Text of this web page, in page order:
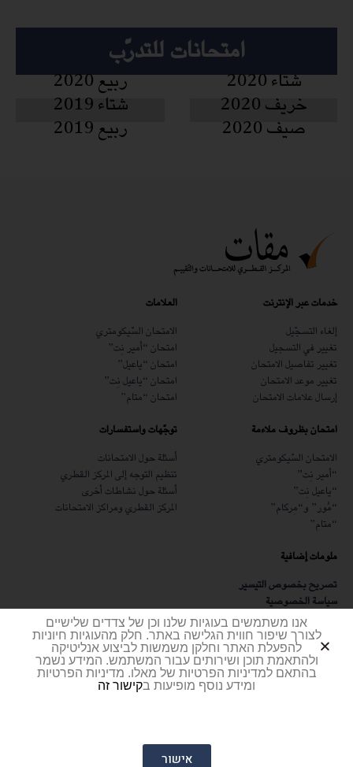
امتحانات للتدرّب
شتاء 2020 ربيع 2020
خريف 2020 شتاء 2019
صيف 2020 ربيع 2019
خدمات عبر الإنترنت
إلغاء التسجّيل
تغيير في التسجيل
تغيير تفاصيل الامتحان
تغيير موعد الامتحان
إرسال علامات الامتحان
العلامات
الامتحان السّيكومتري
امتحان “أمير نِت”
امتحان “ياعيل”
امتحان “ياعيل نِت”
امتحان “متام”
امتحان بظروف ملاءمة
الامتحان السّيكومتري
“أمير نِت”
“ياعيل نِت”
“مُور” و“مِركام”
“متام”
توجّهات واستفسارات
أسئلة حول الامتحانات
تنظيم التوجه إلى المركز القطري
أسئلة حول نشاطات أخرى
المركز القطري ومراكز الامتحانات
ملومات إضافية
تصريح بخصوص التيسير
سياسة الخصوصية
شهادة أمن المعلومات
مطلوب
© جميع الحقوق محفوظة.
אנו משתמשים בעוגיות שלנו וכן של צדדים שלישיים
לצורך שיפור חווית הגלישה באתר. חלק מהעוגיות חיוניות
להפעלת האתר וחלקן משמשות לביצוע אנליטיקה
ולהתאמת תוכן ושירותים עבור המשתמש. המידע נשמר
בהתאם למדיניות הפרטיות של מאלו. מדיניות הפרטיות
ומידע נוסף מופיעות בקישור זה
אישור